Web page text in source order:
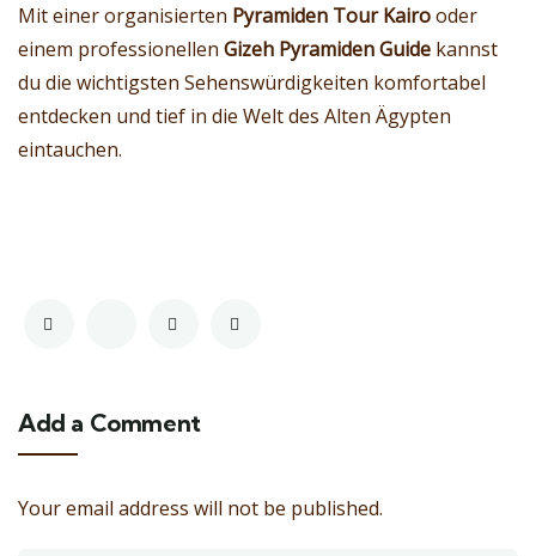
Mit einer organisierten Pyramiden Tour Kairooder
einem professionellen Gizeh Pyramiden Guide kannst
du die wichtigsten Sehenswürdigkeiten komfortabel
entdecken und tief in die Welt des Alten Ägypten
eintauchen.
Add a Comment
Your email address will not be published.